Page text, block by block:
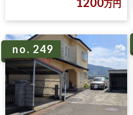
万円
no. 249